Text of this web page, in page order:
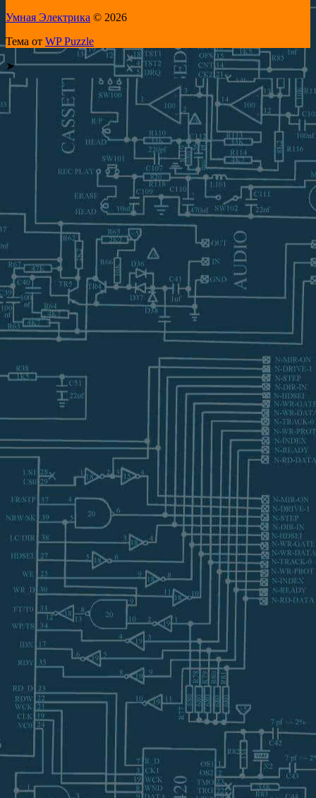
Умная Электрика © 2026
Тема от WP Puzzle
➤